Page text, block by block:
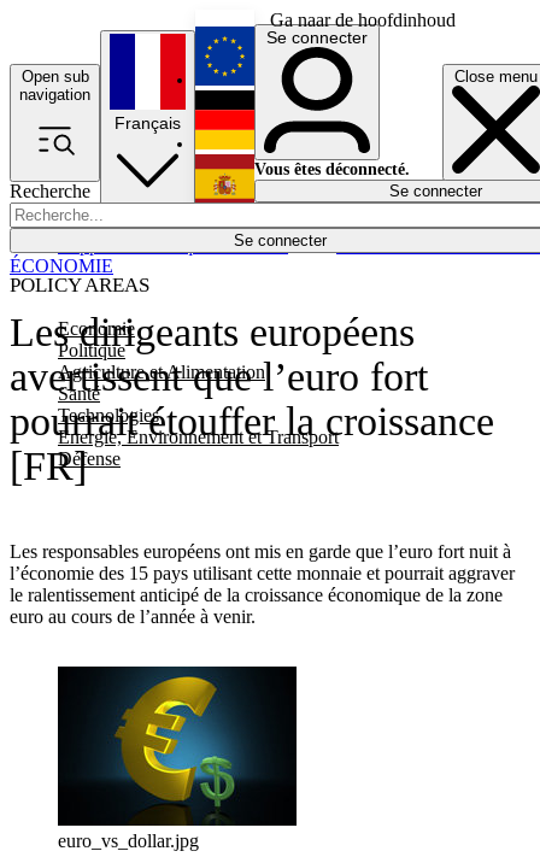
Ga naar de hoofdinhoud
Open sub
navigation
Close menu
Recherche
Se connecter
POLICY AREAS
Economie
Politique
Agriculture et Alimentation
Santé
Technologies
Energie, Environnement et Transport
Défense
Économie
Français
English
Deutsch
Español
Se connecter
Vous êtes déconnecté.
Se connecter
Les dirigeants européens
avertissent que l’euro fort
pourrait étouffer la croissance
[FR]
Les responsables européens ont mis en garde que l’euro fort nuit à
l’économie des 15 pays utilisant cette monnaie et pourrait aggraver
le ralentissement anticipé de la croissance économique de la zone
euro au cours de l’année à venir.
ÉCONOMIE
euro_vs_dollar.jpg